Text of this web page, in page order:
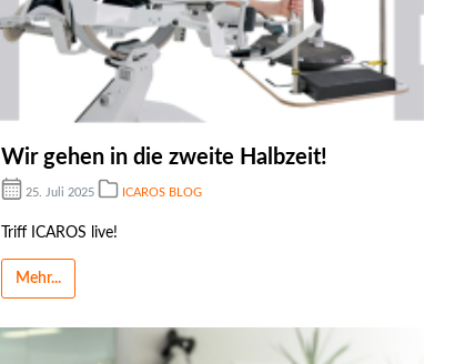
Wir gehen in die zweite Halbzeit!
25. Juli 2025 ICAROS BLOG
Triff ICAROS live!
Mehr...